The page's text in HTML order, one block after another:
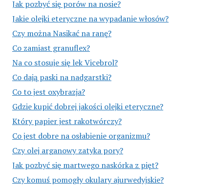
Jak pozbyć się porów na nosie?
Jakie olejki eteryczne na wypadanie włosów?
Czy można Nasikać na ranę?
Co zamiast granuflex?
Na co stosuje się lek Vicebrol?
Co dają paski na nadgarstki?
Co to jest oxybrazja?
Gdzie kupić dobrej jakości olejki eteryczne?
Który papier jest rakotwórczy?
Co jest dobre na osłabienie organizmu?
Czy olej arganowy zatyka pory?
Jak pozbyć się martwego naskórka z pięt?
Czy komuś pomogły okulary ajurwedyjskie?